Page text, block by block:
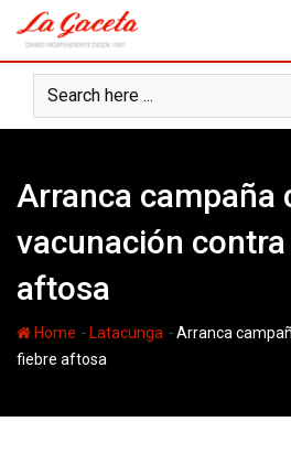
content
Arranca campaña
vacunación
aftosa
Home - Latacunga -Arranca
fiebre aftosa